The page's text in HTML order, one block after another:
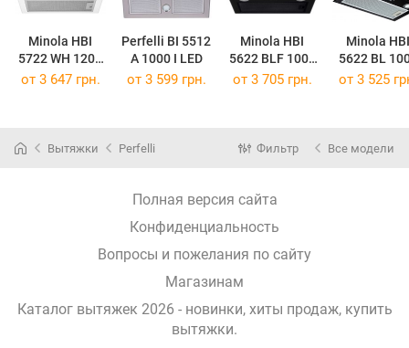
Minola HBI
5722 WH 1200
LED
Perfelli BI 5512
A 1000 I LED
Minola HBI
5622 BLF 1000
LED
Minola HBI
5622 BL
LED
от 3 647 грн. от 3 599 грн. от 3 705 грн. от 3 525
Вытяжки Perfelli Фильтр Все модели
Полная версия сайта
Конфиденциальность
Вопросы и пожелания по сайту
Магазинам
Каталог вытяжек 2026 - новинки, хиты продаж, купить
вытяжки.